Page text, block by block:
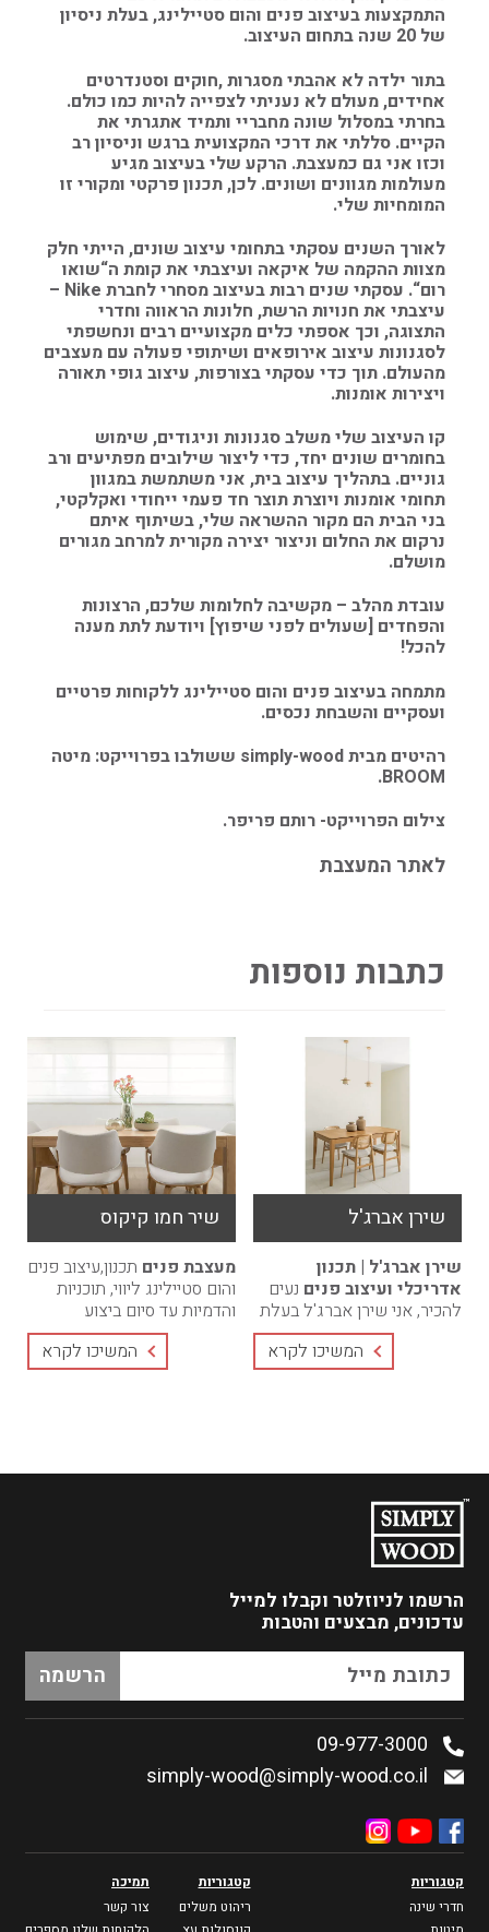
התמקצעות בעיצוב פנים והום סטיילינג, בעלת ניסיון
של 20 שנה בתחום העיצוב.
בתור ילדה לא אהבתי מסגרות ,חוקים וסטנדרטים
אחידים, מעולם לא נעניתי לצפייה להיות כמו כולם.
בחרתי במסלול שונה מחבריי ותמיד אתגרתי את
הקיים. סללתי את דרכי המקצועית ברגש וניסיון רב
וכזו אני גם כמעצבת. הרקע שלי בעיצוב מגיע
מעולמות מגוונים ושונים. לכן, תכנון פרקטי ומקורי זו
המומחיות שלי.
לאורך השנים עסקתי בתחומי עיצוב שונים, הייתי חלק
מצוות ההקמה של איקאה ועיצבתי את קומת ה“שואו
רום“. עסקתי שנים רבות בעיצוב מסחרי לחברת Nike –
עיצבתי את חנויות הרשת, חלונות הראווה וחדרי
התצוגה, וכך אספתי כלים מקצועיים רבים ונחשפתי
לסגנונות עיצוב אירופאים ושיתופי פעולה עם מעצבים
מהעולם. תוך כדי עסקתי בצורפות, עיצוב גופי תאורה
ויצירות אומנות.
קו העיצוב שלי משלב סגנונות וניגודים, שימוש
בחומרים שונים יחד, כדי ליצור שילובים מפתיעים ורב
גוניים. בתהליך עיצוב בית, אני משתמשת במגוון
תחומי אומנות ויוצרת תוצר חד פעמי ייחודי ואקלקטי,
בני הבית הם מקור ההשראה שלי, בשיתוף איתם
נרקום את החלום וניצור יצירה מקורית למרחב מגורים
מושלם.
עובדת מהלב – מקשיבה לחלומות שלכם, הרצונות
והפחדים [שעולים לפני שיפוץ] ויודעת לתת מענה
להכל!
​מתמחה בעיצוב פנים והום סטיילינג ללקוחות פרטיים
ועסקיים והשבחת נכסים.
רהיטים מבית simply-wood ששולבו בפרוייקט: מיטה
BROOM.
צילום הפרוייקט- רותם פריפר.
לאתר המעצבת
כתבות נוספות
שירן אברג'ל
שירן אברג'ל | תכנון
אדריכלי ועיצוב פנים נעים
להכיר, אני שירן אברג'ל בעלת
הסטודיו.מאז ומתמיד ידעתי
שאדריכלות ועיצוב פנים הם
הרבה יותר ...
המשיכו לקרא
שיר חמו קיקוס
מעצבת פנים תכנון,עיצוב פנים
והום סטיילינג ליווי, תוכניות
והדמיות עד סיום ביצוע
הפרוייקט. מחירים
אטרקטיביים, חבילות בהתאמה
המשיכו לקרא
הרשמו לניוזלטר וקבלו למייל
עדכונים, מבצעים והטבות
09-977-3000
simply-wood@simply-wood.co.il
קטגוריות
חדרי שינה
קטגוריות
ריהוט משלים
תמיכה
צור קשר